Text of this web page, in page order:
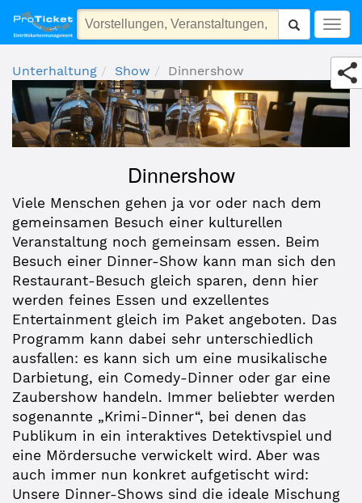
Dinnershow
Unterhaltung Show Dinnershow
Dinnershow
Viele Menschen gehen ja vor oder nach dem
gemeinsamen Besuch einer kulturellen
Veranstaltung noch gemeinsam essen. Beim
Besuch einer Dinner-Show kann man sich den
Restaurant-Besuch gleich sparen, denn hier
werden feines Essen und exzellentes
Entertainment gleich im Paket angeboten. Das
Programm kann dabei sehr unterschiedlich
ausfallen: es kann sich um eine musikalische
Darbietung, ein Comedy-Dinner oder gar eine
Zaubershow handeln. Immer beliebter werden
sogenannte „Krimi-Dinner“, bei denen das
Publikum in ein interaktives Detektivspiel und
eine Mördersuche verwickelt wird. Aber was
auch immer nun konkret aufgetischt wird:
Unsere Dinner-Shows sind die ideale Mischung